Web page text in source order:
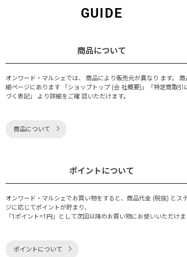
GUIDE
商品について
オンワード・マルシェでは、 商品により販売元が異なり ます。 商
細ページにあります 「ショップトップ (会 社概要)」「特定商取引
づく表記」 より詳細をご確 認いただけます。
商品について
ポイントについて
オンワード・マルシェでお買い物をすると、商品代金 (税抜) とス
ジに応じてポイントが貯まり、
「1ポイント=1円」として次回以降のお買い物にお使いいただけま
ポイントについて